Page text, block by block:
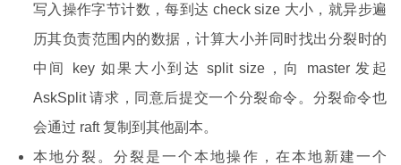
写入操作字节计数，每到达 check size 大小，就异步遍
历其负责范围内的数据，计算大小并同时找出分裂时的
中间 key 如果大小到达 split size，向 master 发起
AskSplit 请求，同意后提交一个分裂命令。分裂命令也
会通过 raft 复制到其他副本。
本地分裂。分裂是一个本地操作，在本地新建一个